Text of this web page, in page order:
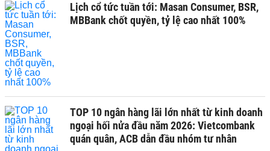
Lịch cổ tức tuần tới: Masan Consumer, BSR,
MBBank chốt quyền, tỷ lệ cao nhất 100%
TOP 10 ngân hàng lãi lớn nhất từ kinh doanh
ngoại hối nửa đầu năm 2026: Vietcombank
quán quân, ACB dẫn đầu nhóm tư nhân